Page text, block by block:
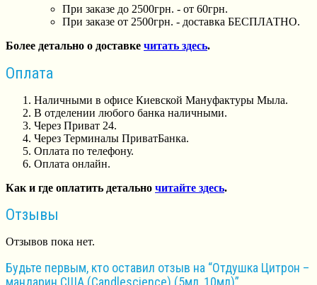
При заказе до 2500грн. - от 60грн.
При заказе от 2500грн. - доставка БЕСПЛАТНО.
Более детально о доставке читать здесь.
Оплата
Наличными в офисе Киевской Мануфактуры Мыла.
В отделении любого банка наличными.
Через Приват 24.
Через Терминалы ПриватБанка.
Оплата по телефону.
Оплата онлайн.
Как и где оплатить детально читайте здесь.
Отзывы
Отзывов пока нет.
Будьте первым, кто оставил отзыв на “Отдушка Цитрон –